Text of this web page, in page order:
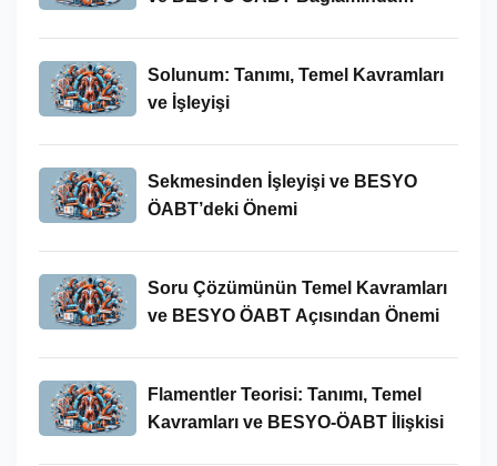
Solunum: Tanımı, Temel Kavramları
ve İşleyişi
Sekmesinden İşleyişi ve BESYO
ÖABT’deki Önemi
Soru Çözümünün Temel Kavramları
ve BESYO ÖABT Açısından Önemi
Flamentler Teorisi: Tanımı, Temel
Kavramları ve BESYO-ÖABT İlişkisi